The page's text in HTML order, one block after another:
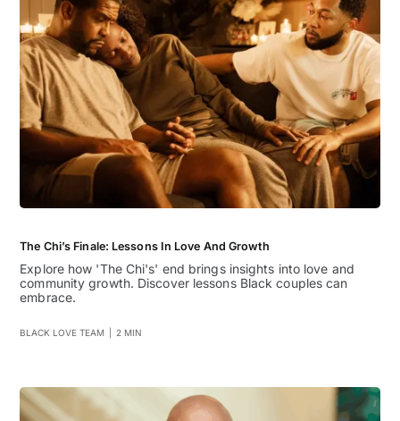
The Chi’s Finale: Lessons In Love And Growth
Explore how 'The Chi's' end brings insights into love and
community growth. Discover lessons Black couples can
embrace.
BLACK LOVE TEAM 2 MIN